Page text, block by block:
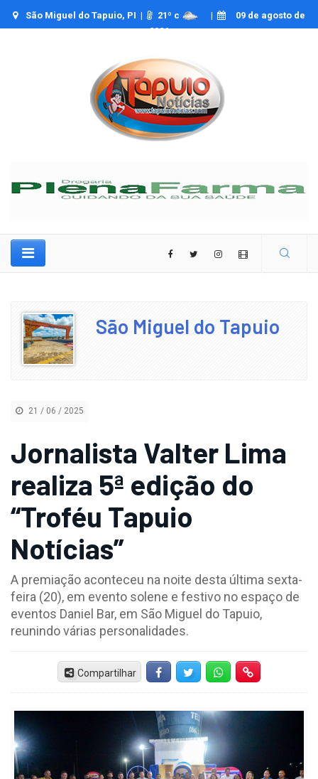
São Miguel do Tapuio, PI | 21º c |
09 de agosto de
2026
São Miguel do Tapuio
21 / 06 / 2025
Jornalista Valter Lima
realiza 5ª edição do
“Troféu Tapuio
Notícias”
A premiação aconteceu na noite desta última sexta-
feira (20), em evento solene e festivo no espaço de
eventos Daniel Bar, em São Miguel do Tapuio,
reunindo várias personalidades.
Compartilhar FacebookTwitter Whatsapp